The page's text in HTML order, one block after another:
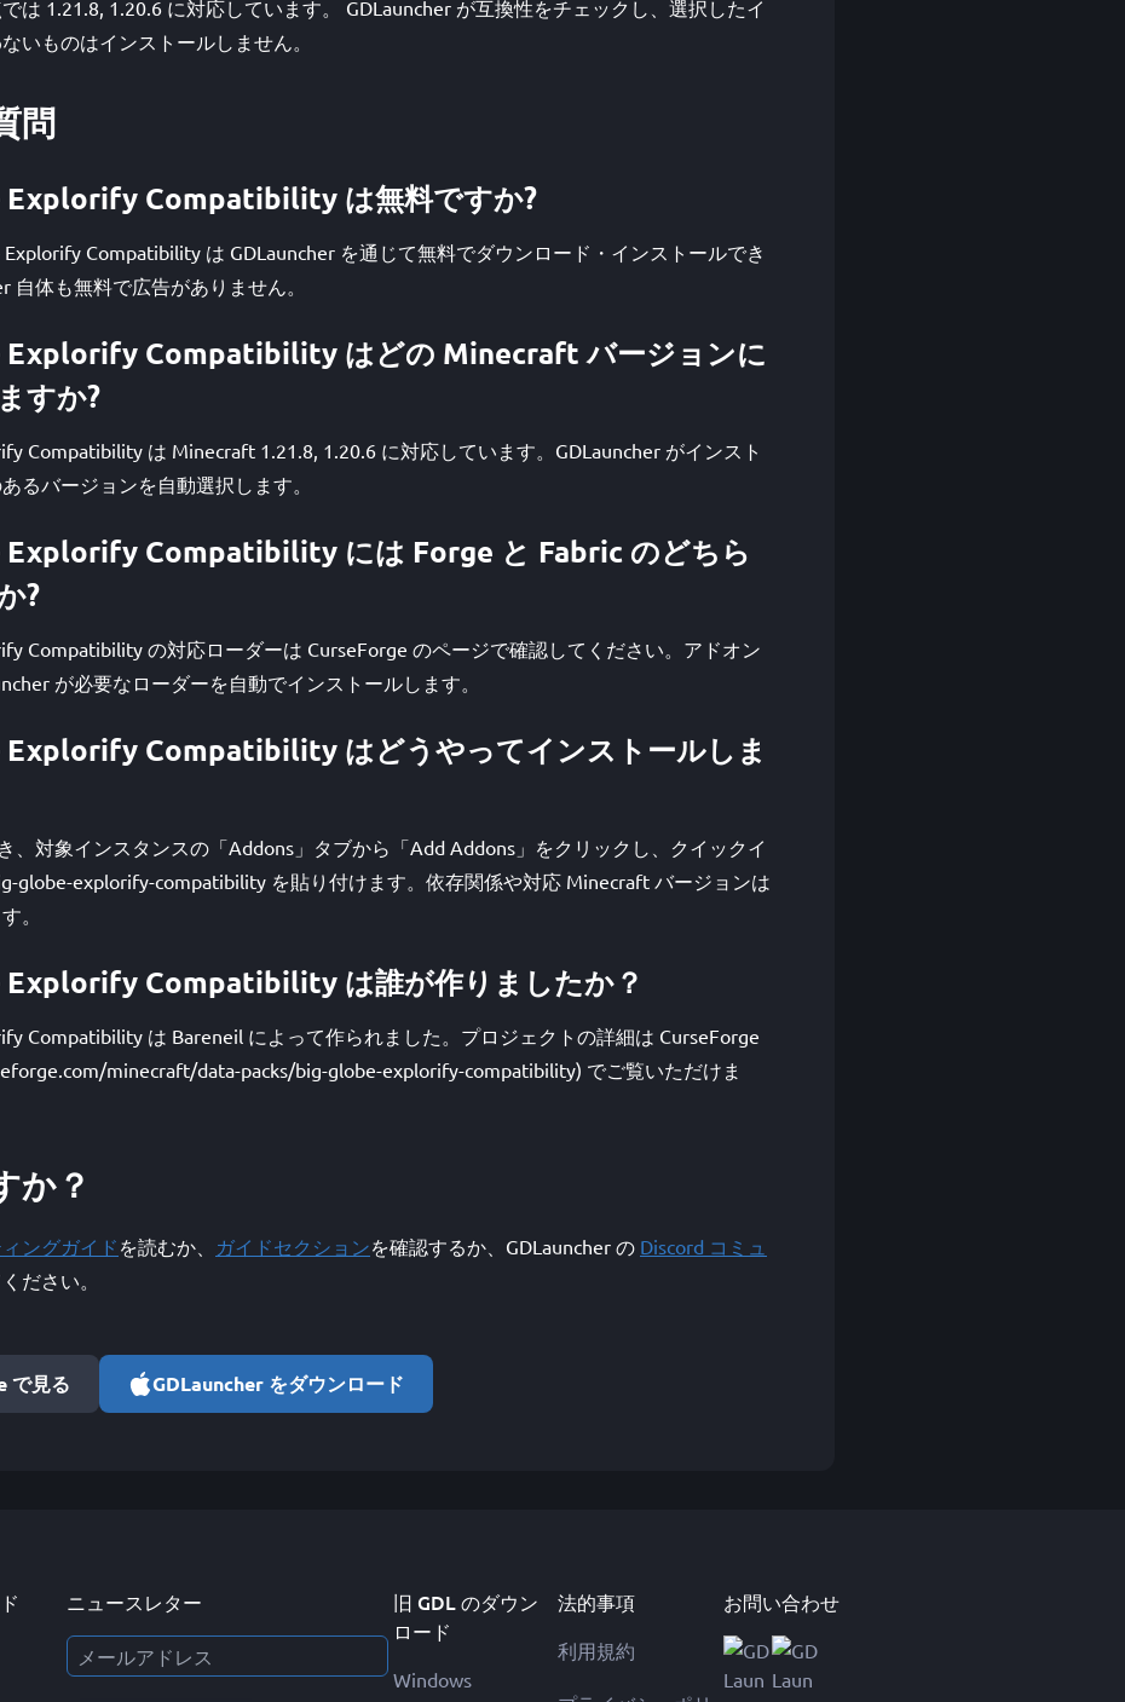
は 1.21.8, 1.20.6 に対応しています。 GDLauncher が互換性をチェックし、選択したイ
いものはインストールしません。
問
Explorify Compatibility は無料ですか?
Explorify Compatibility は GDLauncher を通じて無料でダウンロード・インストールでき
自体も無料で広告がありません。
Explorify Compatibility はどの Minecraft バージョンに
すか?
Compatibility は Minecraft 1.21.8, 1.20.6 に対応しています。GDLauncher がインスト
るバージョンを自動選択します。
Explorify Compatibility には Forge と Fabric のどちら
?
Compatibility の対応ローダーは CurseForge のページで確認してください。アドオン
が必要なローダーを自動でインストールします。
Explorify Compatibility はどうやってインストールしま
、対象インスタンスの「Addons」タブから「Add Addons」をクリックし、クイックイ
globe-explorify-compatibility を貼り付けます。依存関係や対応 Minecraft バージョンは
。
Explorify Compatibility は誰が作りましたか？
Compatibility は Bareneil によって作られました。プロジェクトの詳細は CurseForge
minecraft/data-packs/big-globe-explorify-compatibility) でご覧いただけま
か？
ングガイドを読むか、 ガイドセクションを確認するか、GDLauncher の Discord コミュ
ださい。
で見る GDLauncher をダウンロード
ニュースレター
旧 GDL のダウン
ロード
Windows
法的事項
利用規約
お問い合わせ